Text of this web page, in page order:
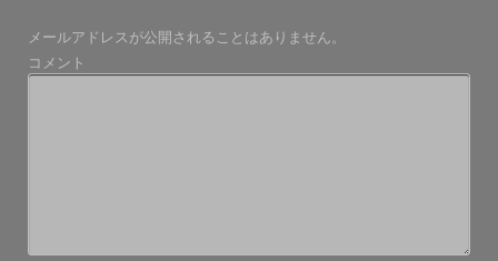
ゲ
ー
メールアドレスが公開されることはありません。
コメント